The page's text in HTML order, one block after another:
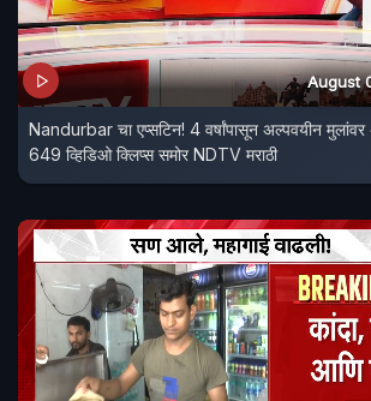
August
Nandurbar चा एप्सटिन! 4 वर्षांपासून अल्पवयीन मुलांवर
649 व्हिडिओ क्लिप्स समोर NDTV मराठी